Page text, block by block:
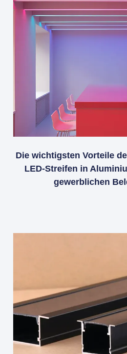
Die wichtigsten Vorteile
LED-Streifen in
gewerblichen